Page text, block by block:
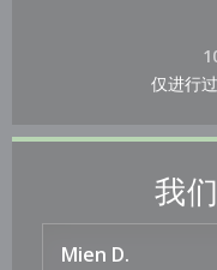
我
Mien D
仅进行